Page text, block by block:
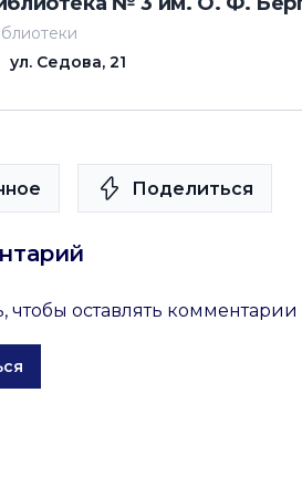
ул. Седова, 21
Поделиться
чтобы оставлять комментарии